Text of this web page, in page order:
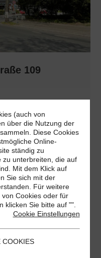
109
07:00–22:00
07:00–22:00
07:00–22:00
Geschlossen
Supermärkten im
animierte
brillanter Qualität
12 Mio.…
(auch von
über die Nutzung der
Diese Cookies
Online-
ständig zu
zu unterbreiten, die auf
Mit dem Klick auf
Sie sich mit der
Für weitere
Cookies oder für
klicken Sie bitte auf "
Cookie Einstellungen
".
COOKIES